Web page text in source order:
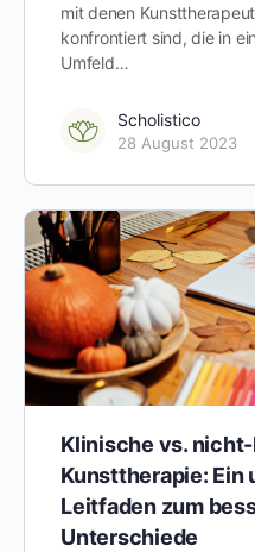
mit denen
konfrontiert sind, die in
Umfeld…
Scholistico
28 August 2023
Klinische vs.
Kunsttherapie: Ein
Leitfaden zum
Unterschiede